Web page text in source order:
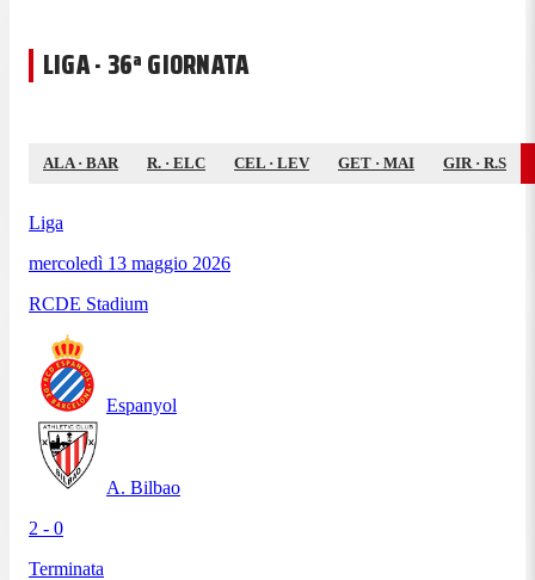
LIGA · 36ª GIORNATA
ALA· BAR R. · ELC CEL · LEV GET · MAI GIR· R.S
Liga
mercoledì 13 maggio 2026
RCDE Stadium
Espanyol
A. Bilbao
2 - 0
Terminata